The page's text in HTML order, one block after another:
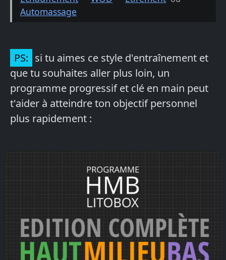
Automassage
PS: si tu aimes ce style d'entraînement et
que tu souhaites aller plus loin, un
programme progressif et clé en main peut
t'aider à atteindre ton objectif personnel
plus rapidement :